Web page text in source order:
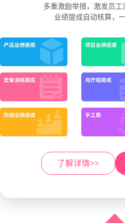
多重激励举措，激发员
业绩提成自动核算，
了解详情>>